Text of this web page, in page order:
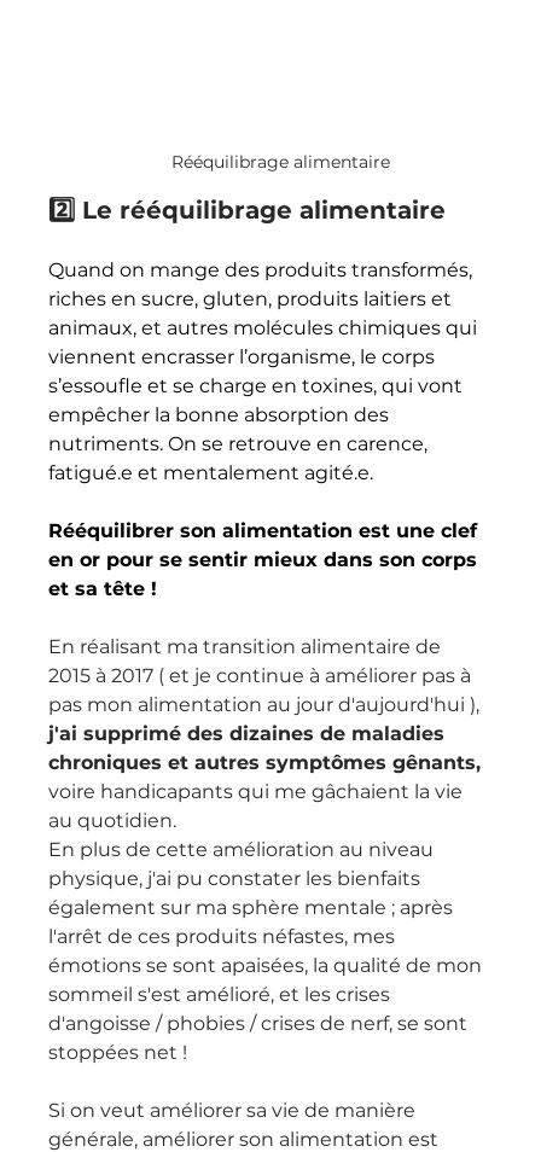
Rééquilibrage alimentaire
2️⃣ Le rééquilibrage alimentaire
Quand on mange des produits transformés,
riches en sucre, gluten, produits laitiers et
animaux, et autres molécules chimiques qui
viennent encrasser l’organisme, le corps
s’essoufle et se charge en toxines, qui vont
empêcher la bonne absorption des
nutriments. On se retrouve en carence,
fatigué.e et mentalement agité.e.
Rééquilibrer son alimentation est une clef
en or pour se sentir mieux dans son corps
et sa tête !
En réalisant ma transition alimentaire de
2015 à 2017 ( et je continue à améliorer pas à
pas mon alimentation au jour d'aujourd'hui ),
j'ai supprimé des dizaines de maladies
chroniques et autres symptômes gênants,
voire handicapants qui me gâchaient la vie
au quotidien.
En plus de cette amélioration au niveau
physique, j'ai pu constater les bienfaits
également sur ma sphère mentale ; après
l'arrêt de ces produits néfastes, mes
émotions se sont apaisées, la qualité de mon
sommeil s'est amélioré, et les crises
d'angoisse / phobies / crises de nerf, se sont
stoppées net !
Si on veut améliorer sa vie de manière
générale, améliorer son alimentation est